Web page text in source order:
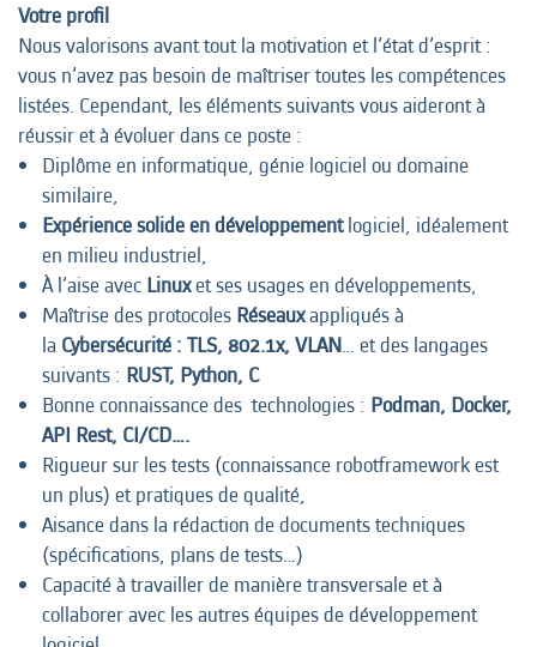
Votre profil
Nous valorisons avant tout la motivation et l’état d’esprit :
vous n’avez pas besoin de maîtriser toutes les compétences
listées. Cependant, les éléments suivants vous aideront à
réussir et à évoluer dans ce poste :
Diplôme en informatique, génie logiciel ou domaine
similaire,
Expérience solide en développementlogiciel, idéalement
en milieu industriel,
À l’aise avec Linuxet ses usages en développements,
Maîtrise des protocoles Réseauxappliqués à
la Cybersécurité : TLS, 802.1x, VLAN… et des langages
suivants : RUST, Python, C
Bonne connaissance des technologies : Podman, Docker,
API Rest, CI/CD….
Rigueur sur les tests (connaissance robotframework est
un plus) et pratiques de qualité,
Aisance dans la rédaction de documents techniques
(spécifications, plans de tests…)
Capacité à travailler de manière transversale et à
collaborer avec les autres équipes de développement